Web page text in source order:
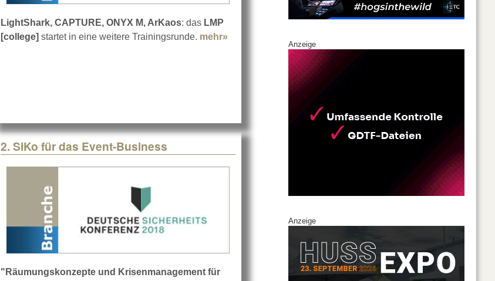
LightShark, CAPTURE, ONYX M, ArKaos: das LMP
[college] startet in eine weitere Trainingsrunde. mehr»
2. SiKo für das Event-Business
"Räumungskonzepte und Krisenmanagement für
Anzeige
Anzeige